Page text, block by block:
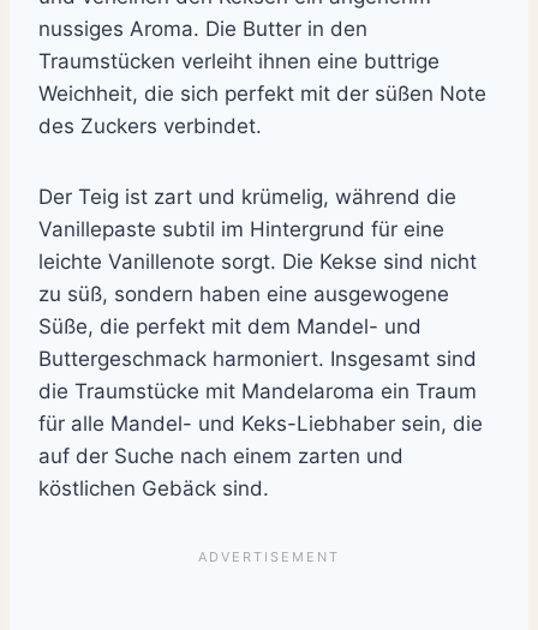
nussiges Aroma. Die Butter in den
Traumstücken verleiht ihnen eine buttrige
Weichheit, die sich perfekt mit der süßen Note
des Zuckers verbindet.
Der Teig ist zart und krümelig, während die
Vanillepaste subtil im Hintergrund für eine
leichte Vanillenote sorgt. Die Kekse sind nicht
zu süß, sondern haben eine ausgewogene
Süße, die perfekt mit dem Mandel- und
Buttergeschmack harmoniert. Insgesamt sind
die Traumstücke mit Mandelaroma ein Traum
für alle Mandel- und Keks-Liebhaber sein, die
auf der Suche nach einem zarten und
köstlichen Gebäck sind.